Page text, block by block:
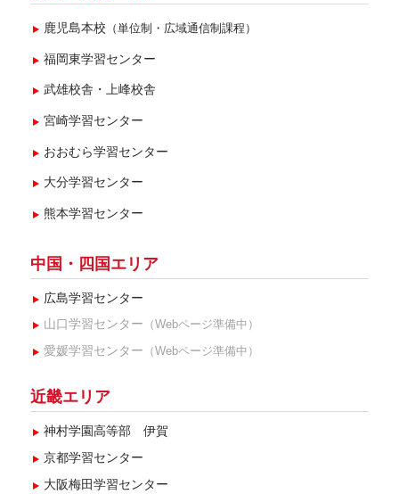
鹿児島本校 （単位制・広域通信制課程）
福岡東学習センター
武雄校舎・上峰校舎
宮崎学習センター
おおむら学習センター
大分学習センター
熊本学習センター
中国・四国エリア
広島学習センター
山口学習センター （Webページ準備中）
愛媛学習センター （Webページ準備中）
近畿エリア
神村学園高等部 伊賀
京都学習センター
大阪梅田学習センター